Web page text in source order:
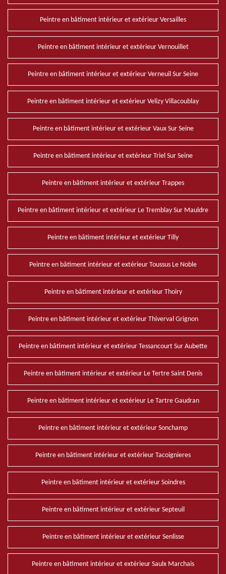
Peintre en bâtiment intérieur et extérieur Versailles
Peintre en bâtiment intérieur et extérieur Vernouillet
Peintre en bâtiment intérieur et extérieur Verneuil Sur Seine
Peintre en bâtiment intérieur et extérieur Velizy Villacoublay
Peintre en bâtiment intérieur et extérieur Vaux Sur Seine
Peintre en bâtiment intérieur et extérieur Triel Sur Seine
Peintre en bâtiment intérieur et extérieur Trappes
Peintre en bâtiment intérieur et extérieur Le Tremblay Sur Mauldre
Peintre en bâtiment intérieur et extérieur Tilly
Peintre en bâtiment intérieur et extérieur Toussus Le Noble
Peintre en bâtiment intérieur et extérieur Thoiry
Peintre en bâtiment intérieur et extérieur Thiverval Grignon
Peintre en bâtiment intérieur et extérieur Tessancourt Sur Aubette
Peintre en bâtiment intérieur et extérieur Le Tertre Saint Denis
Peintre en bâtiment intérieur et extérieur Le Tartre Gaudran
Peintre en bâtiment intérieur et extérieur Sonchamp
Peintre en bâtiment intérieur et extérieur Tacoignieres
Peintre en bâtiment intérieur et extérieur Soindres
Peintre en bâtiment intérieur et extérieur Septeuil
Peintre en bâtiment intérieur et extérieur Senlisse
Peintre en bâtiment intérieur et extérieur Saulx Marchais